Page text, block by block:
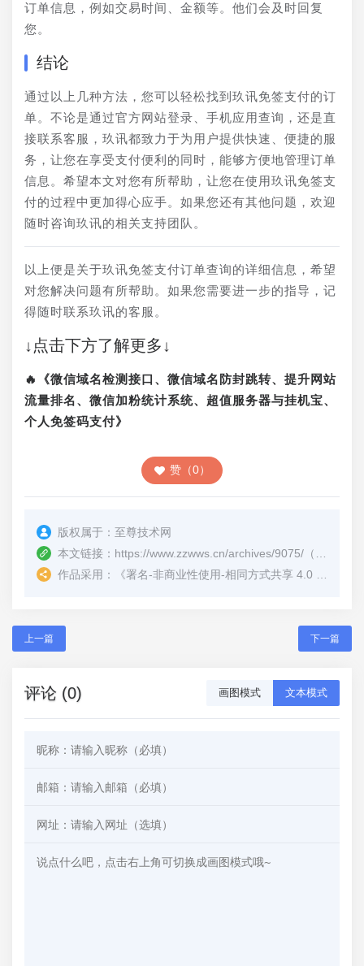
订单信息，例如交易时间、金额等。他们会及时回复
您。
结论
通过以上几种方法，您可以轻松找到玖讯免签支付的订
单。不论是通过官方网站登录、手机应用查询，还是直
接联系客服，玖讯都致力于为用户提供快速、便捷的服
务，让您在享受支付便利的同时，能够方便地管理订单
信息。希望本文对您有所帮助，让您在使用玖讯免签支
付的过程中更加得心应手。如果您还有其他问题，欢迎
随时咨询玖讯的相关支持团队。
以上便是关于玖讯免签支付订单查询的详细信息，希望
对您解决问题有所帮助。如果您需要进一步的指导，记
得随时联系玖讯的客服。
↓点击下方了解更多↓
🔥《微信域名检测接口、微信域名防封跳转、提升网站
流量排名、微信加粉统计系统、超值服务器与挂机宝、
个人免签码支付》
赞（0）
版权属于： 至尊技术网
本文链接： https://www.zzwws.cn/archives/9075/ （转载时请注明本文出处及文章链接）
作品采用：
《署名-非商业性使用-相同方式共享 4.0 国际 (CC BY-NC-SA 4.0)
上一篇 下一篇
评论 (0) 画图模式 文本模式